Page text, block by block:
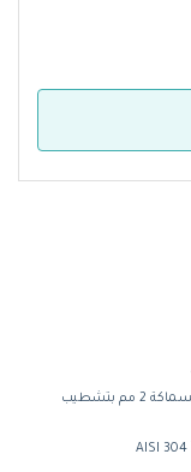
بسماكة 2 مم بتشطيب